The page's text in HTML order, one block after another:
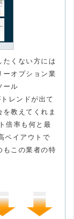
たくない方には
ーオプション業
ール
レンドが出て
教えてくれま
倍率も何と最
ペイアウトで
もこの業者の特